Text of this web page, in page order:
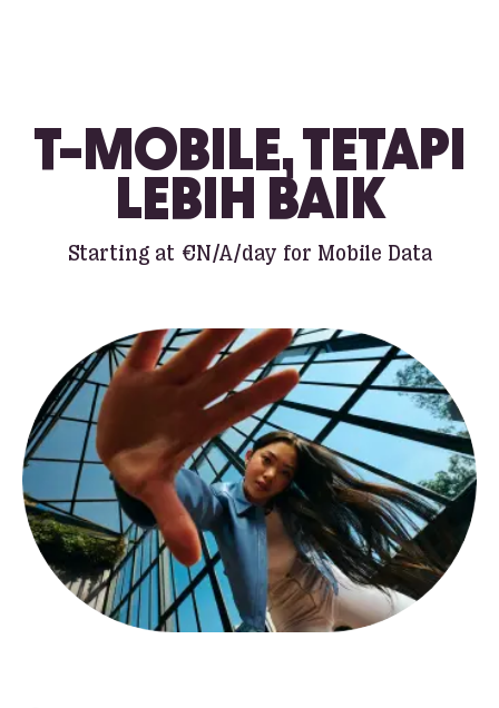
T-MOBILE, TETAPI
LEBIH BAIK
Starting at €N/A/day for Mobile Data